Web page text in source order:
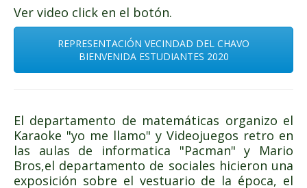
Ver video click en el botón.
REPRESENTACIÓN VECINDAD DEL CHAVO
BIENVENIDA ESTUDIANTES 2020
El departamento de matemáticas organizo el
Karaoke "yo me llamo" y Videojuegos retro en
las aulas de informatica "Pacman" y Mario
Bros,el departamento de sociales hicieron una
exposición sobre el vestuario de la época, el